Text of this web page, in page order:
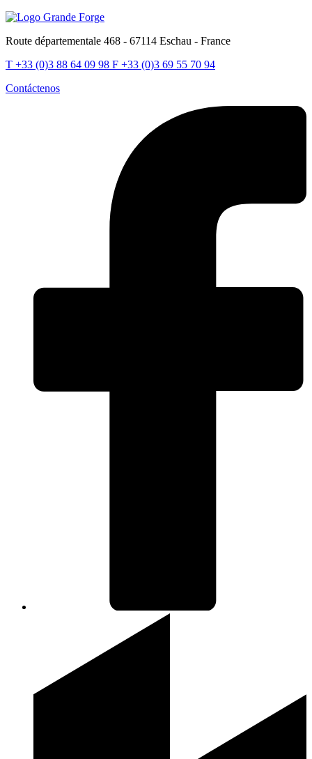
Route départementale 468 - 67114 Eschau - France
T +33 (0)3 88 64 09 98 F +33 (0)3 69 55 70 94
Contáctenos